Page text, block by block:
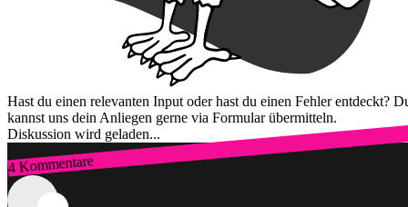
Hast du einen relevanten Input oder hast du einen Fehler entdeckt?
kannst uns dein Anliegen gerne via Formular übermitteln.
Diskussion wird geladen...
4 Kommentare
Zum Login